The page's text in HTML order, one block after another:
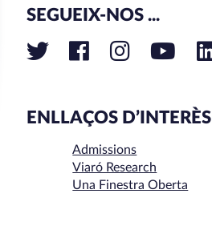
SEGUEIX-NOS ...
ENLLAÇOS D’INTERÈS
Admissions
Viaró Research
Una Finestra Oberta